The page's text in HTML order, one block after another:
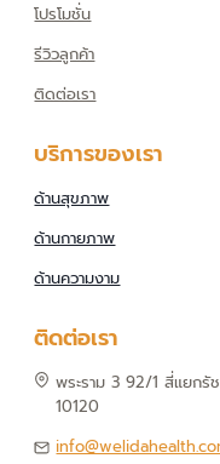
โปรโมชั่น
รีวิวลูกค้า
ติดต่อเรา
บริการของเรา
ด้านสุขภาพ
ด้านกายภาพ
ด้านความงาม
ติดต่อเรา
พระราม 3 92/1 สี่แยกรั
10120